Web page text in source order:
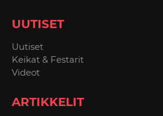
UUTISET
Uutiset
Keikat & Festarit
Videot
ARTIKKELIT